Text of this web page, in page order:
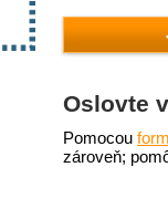
Oslovte
Pomocou
zároveň;